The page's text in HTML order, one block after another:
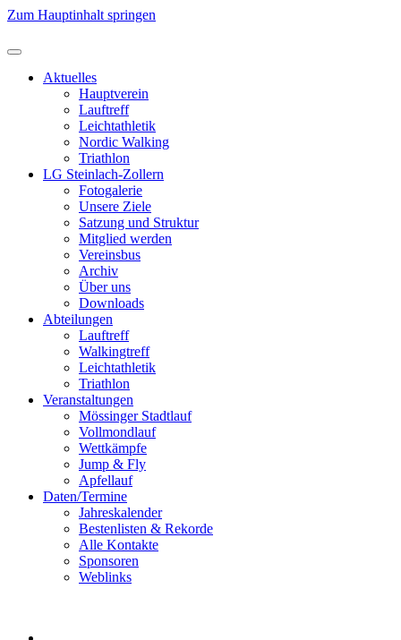
Zum Hauptinhalt springen
Aktuelles
Hauptverein
Lauftreff
Leichtathletik
Nordic Walking
Triathlon
LG Steinlach-Zollern
Fotogalerie
Unsere Ziele
Satzung und Struktur
Mitglied werden
Vereinsbus
Archiv
Über uns
Downloads
Abteilungen
Lauftreff
Walkingtreff
Leichtathletik
Triathlon
Veranstaltungen
Mössinger Stadtlauf
Vollmondlauf
Wettkämpfe
Jump & Fly
Apfellauf
Daten/Termine
Jahreskalender
Bestenlisten & Rekorde
Alle Kontakte
Sponsoren
Weblinks